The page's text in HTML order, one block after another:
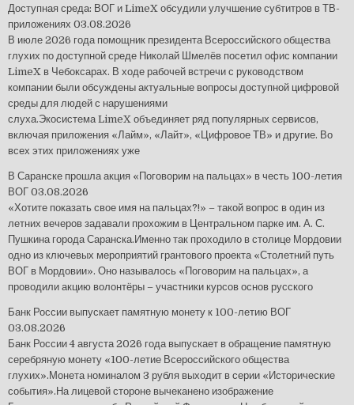
Доступная среда: ВОГ и LimeX обсудили улучшение субтитров в ТВ-
приложениях 03.08.2026
В июле 2026 года помощник президента Всероссийского общества
глухих по доступной среде Николай Шмелёв посетил офис компании
LimeX в Чебоксарах. В ходе рабочей встречи с руководством
компании были обсуждены актуальные вопросы доступной цифровой
среды для людей с нарушениями
слуха.Экосистема LimeX объединяет ряд популярных сервисов,
включая приложения «Лайм», «Лайт», «Цифровое ТВ» и другие. Во
всех этих приложениях уже
В Саранске прошла акция «Поговорим на пальцах» в честь 100-летия
ВОГ 03.08.2026
«Хотите показать свое имя на пальцах?!» – такой вопрос в один из
летних вечеров задавали прохожим в Центральном парке им. А. С.
Пушкина города Саранска.Именно так проходило в столице Мордовии
одно из ключевых мероприятий грантового проекта «Столетний путь
ВОГ в Мордовии». Оно называлось «Поговорим на пальцах», а
проводили акцию волонтёры – участники курсов основ русского
Банк России выпускает памятную монету к 100-летию ВОГ
03.08.2026
Банк России 4 августа 2026 года выпускает в обращение памятную
серебряную монету «100-летие Всероссийского общества
глухих».Монета номиналом 3 рубля выходит в серии «Исторические
события».На лицевой стороне вычеканено изображение